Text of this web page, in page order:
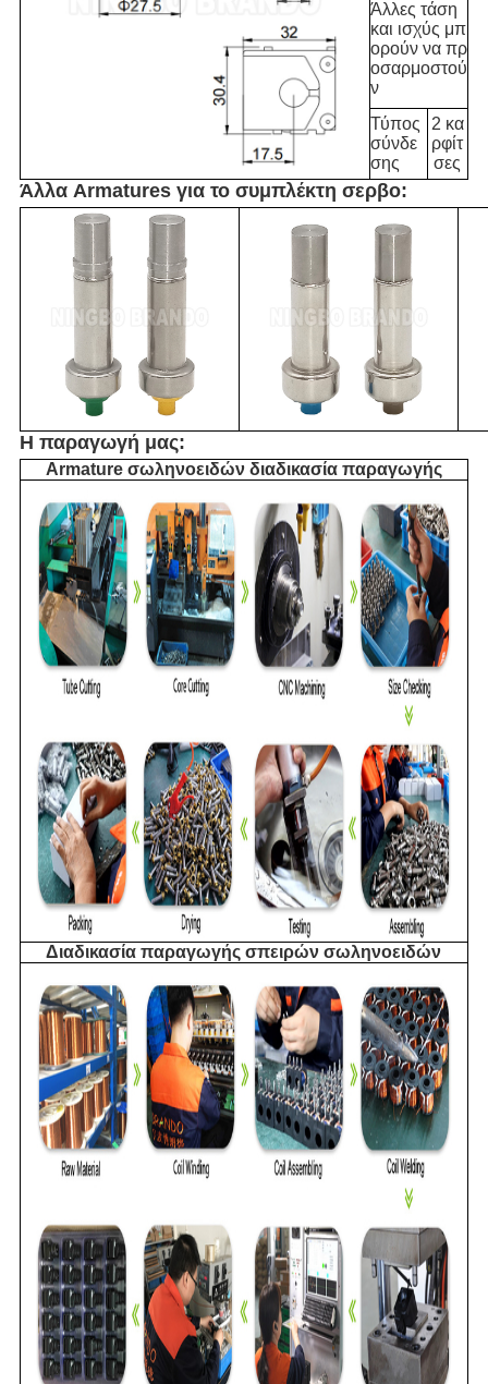
Άλλες τάση
και ισχύς μπ
ορούν να πρ
οσαρμοστού
ν
Τύπος
σύνδε
σης
2 κα
ρφίτ
σες
Άλλα Armatures για το συμπλέκτη σερβο:
Η παραγωγή μας:
Armature σωληνοειδών διαδικασία παραγωγής
Διαδικασία παραγωγής σπειρών σωληνοειδών